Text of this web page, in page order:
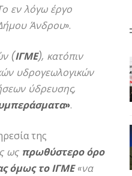
εν λόγω έργο
Άνδρου».
(ΙΓΜΕ), κατόπιν
υδρογεωλογικών
ύδρευσης,
».
της
ως πρωθύστερο όρο
όμως το ΙΓΜΕ«να